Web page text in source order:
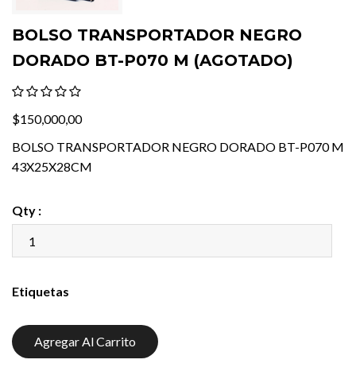
BOLSO TRANSPORTADOR NEGRO
DORADO BT-P070 M (AGOTADO)
$150,000,00
BOLSO TRANSPORTADOR NEGRO DORADO BT-P070 M
43X25X28CM
Qty :
Etiquetas
Agregar Al Carrito